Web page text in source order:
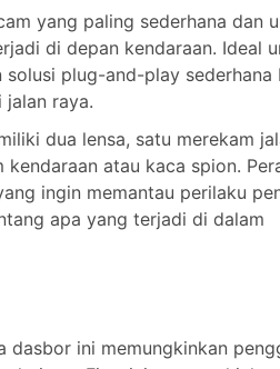
yang paling sederhana dan
di depan kendaraan. Ideal
plug-and-play sederhana
jalan raya.
dua lensa, satu merekam
atau kaca spion.
ingin memantau perilaku
apa yang terjadi di dalam
dasbor ini memungkinkan